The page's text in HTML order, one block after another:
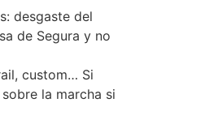
desgaste del
de Segura y no
custom… Si
la marcha si